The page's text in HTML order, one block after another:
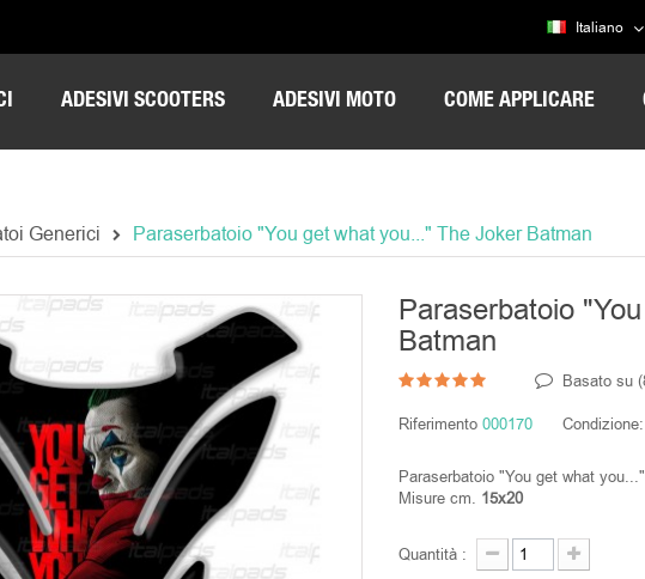
Italiano
ADESIVI SCOOTERS ADESIVI MOTO COME APPLICARE
Generici Paraserbatoio "You get what you..." The Joker Batman
Paraserbatoio
Batman
Basato su (
Riferimento 000170 Condizione:
Paraserbatoio "You get what
Misure cm. 15x20
Quantità :